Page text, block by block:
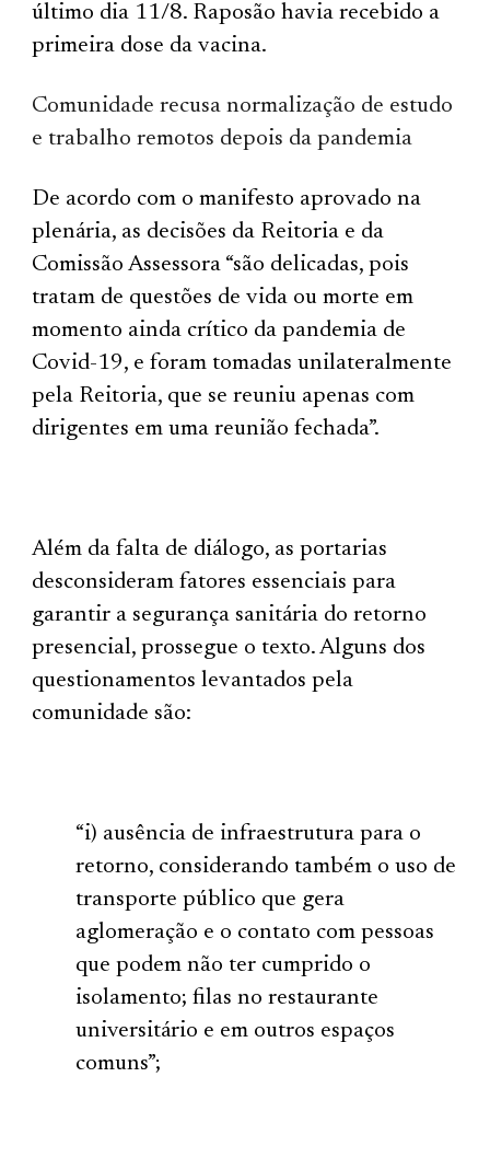
último dia 11/8. Raposão havia recebido a
primeira dose da vacina.
Comunidade recusa normalização de estudo
e trabalho remotos depois da pandemia
De acordo com o manifesto aprovado na
plenária, as decisões da Reitoria e da
Comissão Assessora “são delicadas, pois
tratam de questões de vida ou morte em
momento ainda crítico da pandemia de
Covid-19, e foram tomadas unilateralmente
pela Reitoria, que se reuniu apenas com
dirigentes em uma reunião fechada”.
Além da falta de diálogo, as portarias
desconsideram fatores essenciais para
garantir a segurança sanitária do retorno
presencial, prossegue o texto. Alguns dos
questionamentos levantados pela
comunidade são:
“i) ausência de infraestrutura para o
retorno, considerando também o uso de
transporte público que gera
aglomeração e o contato com pessoas
que podem não ter cumprido o
isolamento; filas no restaurante
universitário e em outros espaços
comuns”;